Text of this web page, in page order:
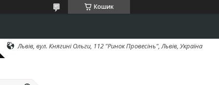
Кошик
Львів, вул. Княгині Ольги, 112 "Ринок Провесінь", Львів, Україна